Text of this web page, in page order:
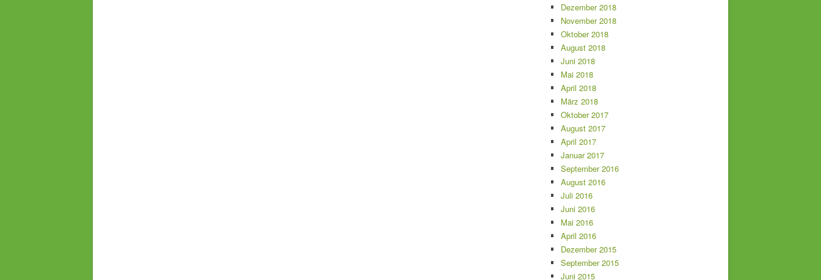
Dezember 2018
November 2018
Oktober 2018
August 2018
Juni 2018
Mai 2018
April 2018
März 2018
Oktober 2017
August 2017
April 2017
Januar 2017
September 2016
August 2016
Juli 2016
Juni 2016
Mai 2016
April 2016
Dezember 2015
September 2015
Juni 2015